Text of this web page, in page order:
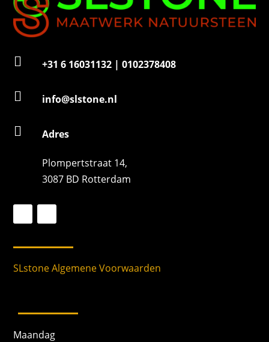
 +31 6 16031132 | 0102378408
 info@slstone.nl
 Adres
Plompertstraat 14,
3087 BD Rotterdam
SLstone Algemene Voorwaarden
Maandag